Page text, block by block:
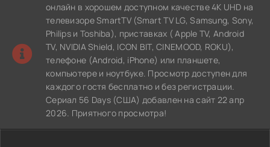
онлайн в хорошем доступном качестве 4K UHD на
телевизоре SmartTV (Smart TV LG, Samsung, Sony,
Philips и Toshiba), приставках ( Apple TV, Android
TV, NVIDIA Shield, ICON BIT, CINEMOOD, ROKU),
телефоне (Android, iPhone) или планшете,
компьютере и ноутбуке. Просмотр доступен для
каждого гостя бесплатно и без регистрации.
Сериал 56 Days (США) добавлен на сайт 22 апр
2026. Приятного просмотра!